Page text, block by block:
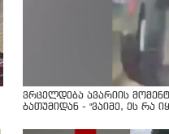
ვრცელდება ავარიის
ბათუმიდან - "ვაიმე, ეს რა